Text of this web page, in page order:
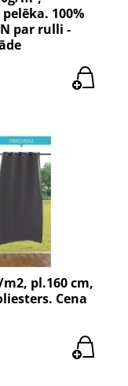
100%
par rulli -
pl.160 cm,
Cena